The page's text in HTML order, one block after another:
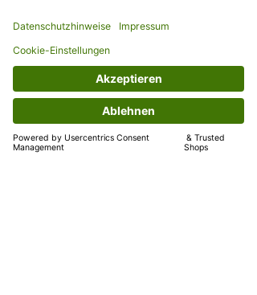
Zwecke die so genannte Fingerabdruck-
Merkmale Ihres Geräts bzw. Internetbrowsers
ausgewertet, um somit eine zuverlässige Analyse zu
ermöglichen. Die pseudonymisierten
Nutzungsprofile werden ohne eine gesondert zu
erteilende, ausdrückliche Einwilligung nicht mit
personenbezogenen Daten über den Träger des
in im Rahmen einer Auftragsverarbeitung für uns
tätig. Mithilfe des Visitor Recording- Tools